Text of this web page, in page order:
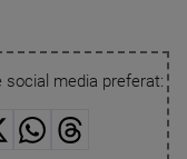
media preferat: